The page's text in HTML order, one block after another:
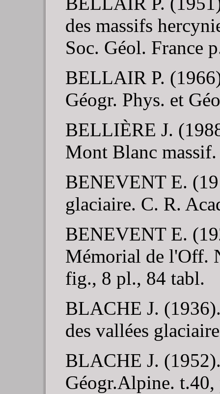
des massifs
Soc. Géol. France
BELLAIR P.
Géogr. Phys. et
BELLIÈRE J.
Mont Blanc
BENEVENT E.
glaciaire. C. R.
BENEVENT E.
Mémorial de l'Off.
fig., 8 pl., 84 tabl.
BLACHE J.
des vallées
BLACHE J.
Géogr.Alpine.